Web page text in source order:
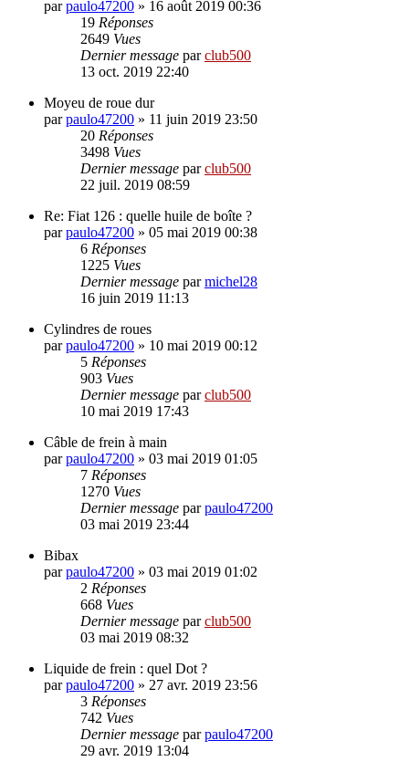
parpaulo47200 » 16 août 2019 00:36
19 Réponses
2649 Vues
Dernier message parclub500
13 oct. 2019 22:40
Moyeu de roue dur
parpaulo47200 » 11 juin 2019 23:50
20 Réponses
3498 Vues
Dernier message parclub500
22 juil. 2019 08:59
Re: Fiat 126 : quelle huile de boîte ?
parpaulo47200 » 05 mai 2019 00:38
6 Réponses
1225 Vues
Dernier message parmichel28
16 juin 2019 11:13
Cylindres de roues
parpaulo47200 » 10 mai 2019 00:12
5 Réponses
903 Vues
Dernier message parclub500
10 mai 2019 17:43
Câble de frein à main
parpaulo47200 » 03 mai 2019 01:05
7 Réponses
1270 Vues
Dernier message parpaulo47200
03 mai 2019 23:44
Bibax
parpaulo47200 » 03 mai 2019 01:02
2 Réponses
668 Vues
Dernier message parclub500
03 mai 2019 08:32
Liquide de frein : quel Dot ?
parpaulo47200 » 27 avr. 2019 23:56
3 Réponses
742 Vues
Dernier message parpaulo47200
29 avr. 2019 13:04